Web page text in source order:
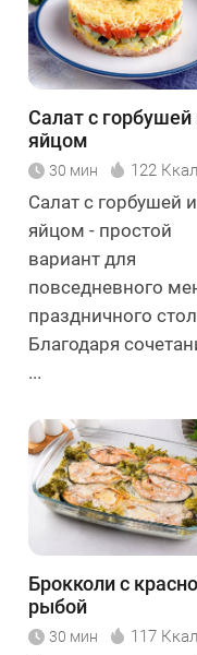
Салат с горбушей
яйцом
30 мин 122 Ккал
Салат с горбушей и
яйцом - простой
вариант для
повседневного
праздничного
Благодаря
...
Брокколи с
рыбой
30 мин 117 Ккал